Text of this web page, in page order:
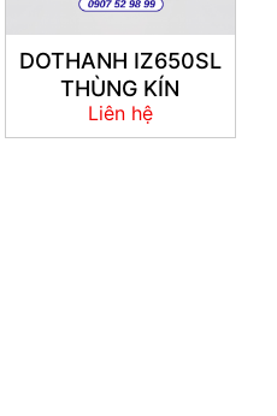
DOTHANH IZ650SL
THÙNG KÍN
Liên hệ